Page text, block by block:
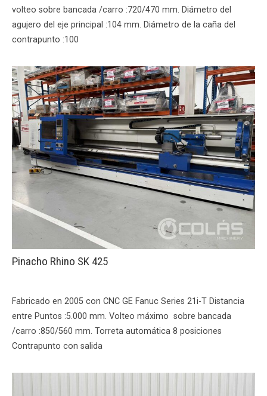
volteo sobre bancada /carro :720/470 mm. Diámetro del
agujero del eje principal :104 mm. Diámetro de la caña del
contrapunto :100
Pinacho Rhino SK 425
Fabricado en 2005 con CNC GE Fanuc Series 21i-T Distancia
entre Puntos :5.000 mm. Volteo máximo sobre bancada
/carro :850/560 mm. Torreta automática 8 posiciones
Contrapunto con salida